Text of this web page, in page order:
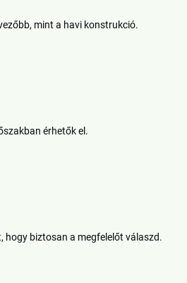
mint a havi konstrukció.
érhetők el.
biztosan a megfelelőt válaszd.